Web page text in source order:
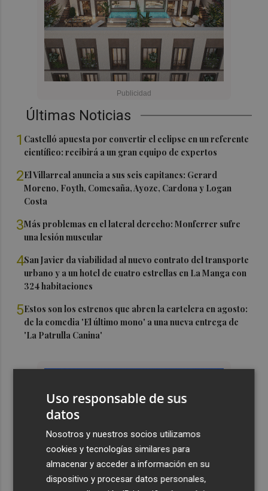
Últimas Noticias
1 Castelló apuesta por convertir el eclipse en un referente
científico: recibirá a un gran equipo de expertos
2El Villarreal anuncia a sus seis capitanes: Gerard
Moreno, Foyth, Comesaña, Ayoze, Cardona y Logan
Costa
3Más problemas en el lateral derecho: Monferrer sufre
una lesión muscular
4San Javier da viabilidad al nuevo contrato del transporte
urbano y a un hotel de cuatro estrellas en La Manga con
324 habitaciones
5Estos son los estrenos que abren la cartelera en agosto:
de la comedia 'El último mono' a una nueva entrega de
'La Patrulla Canina'
Uso responsable de sus
datos
Nosotros y nuestros socios utilizamos
cookies y tecnologías similares para
almacenar y acceder a información en su
dispositivo y procesar datos personales,